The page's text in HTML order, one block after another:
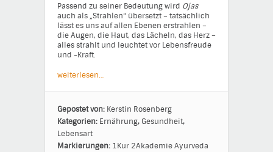
Passend zu seiner Bedeutung wird Ojas
auch als „Strahlen“ übersetzt – tatsächlich
lässt es uns auf allen Ebenen erstrahlen –
die Augen, die Haut, das Lächeln, das Herz –
alles strahlt und leuchtet vor Lebensfreude
und -Kraft.
weiterlesen…
Gepostet von: Kerstin Rosenberg
Kategorien: Ernährung, Gesundheit,
Lebensart
Markierungen: 1Kur 2AkademieAyurveda